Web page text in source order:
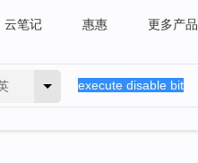
云笔记 惠惠 更多产品